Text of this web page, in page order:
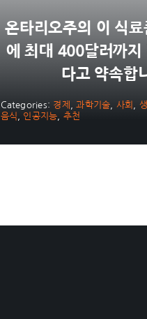
온타리오주의 이 식
에 최대 400달러까지
다고 약속합
Categories: 경제 ,과학기술 사회
음식
인공지능 추천